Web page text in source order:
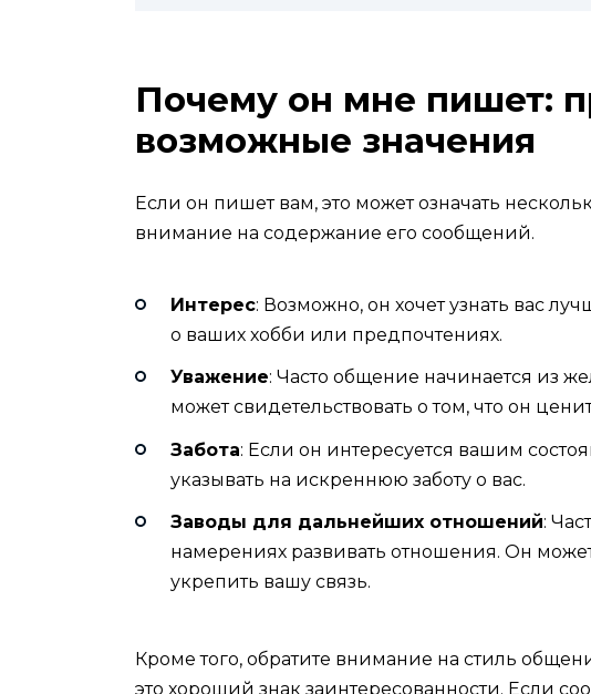
Почему он мне пишет:
возможные значения
Если он пишет вам, это может означать
внимание на содержание его сообщений.
Интерес: Возможно, он хочет узнать вас
о ваших хобби или предпочтениях.
Уважение: Часто общение начинается из
может свидетельствовать о том, что он
Забота: Если он интересуется вашим
указывать на искреннюю заботу о вас.
Заводы для дальнейших отношений:
намерениях развивать отношения. Он
укрепить вашу связь.
Кроме того, обратите внимание на стиль
это хороший знак заинтересованности. Если